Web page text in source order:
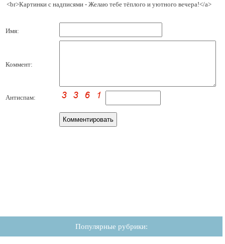
<br>Картинки с надписями - Желаю тебе тёплого и уютного вечера!</a>
Имя:
Коммент:
Антиспам:
Популярные рубрики: